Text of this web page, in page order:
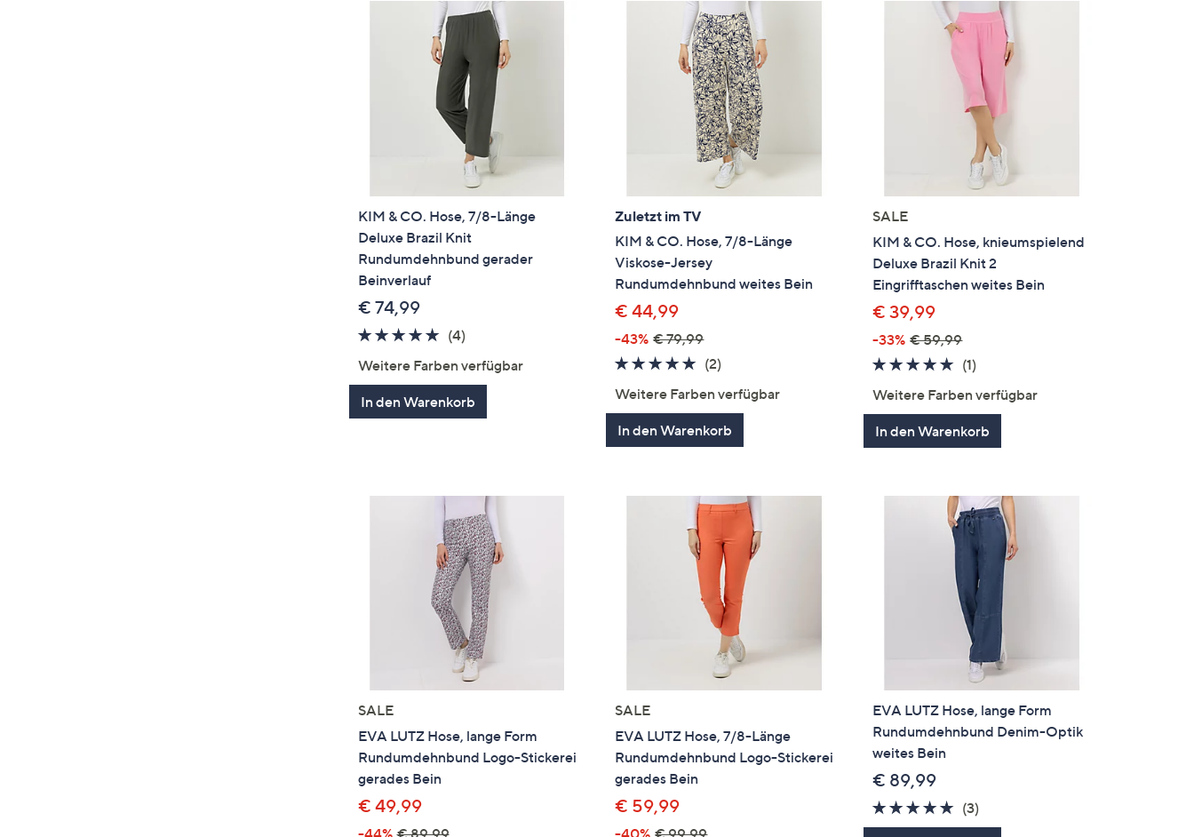
KIM & CO. Hose, 7/8-Länge
Deluxe Brazil Knit
Rundumdehnbund gerader
Beinverlauf
€ 74,99
5.0
5
(4)4
Weitere Farben verfügbar
In den Warenkorb
Zuletzt im TV
KIM & CO. Hose, 7/8-Länge
Viskose-Jersey
Rundumdehnbund weites Bein
€ 44,99
-43% € 79,99
5.0
5
(2)
Weitere Farben verfügbar
In den Warenkorb
SALE
KIM & CO. Hose, knieumspielend
Deluxe Brazil Knit 2
Eingrifftaschen weites Bein
€ 39,99
-33% € 59,99
5.0
5
(1)
Weitere Farben verfügbar
In den Warenkorb
SALE
EVA LUTZ Hose, lange Form
Rundumdehnbund Logo-Stickerei
gerades Bein
€ 49,99
SALE
EVA LUTZ Hose, 7/8-Länge
Rundumdehnbund Logo-Stickerei
gerades Bein
€ 59,99
EVA LUTZ Hose, lange Form
Rundumdehnbund Denim-Optik
weites Bein
€ 89,99
5.0
von
(3)
Bewertungen